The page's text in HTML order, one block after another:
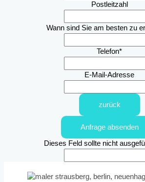
Postleitzahl
Wann sind Sie am besten zu
Telefon*
E-Mail-Adresse
zurück
Anfrage absenden
Dieses Feld sollte nicht